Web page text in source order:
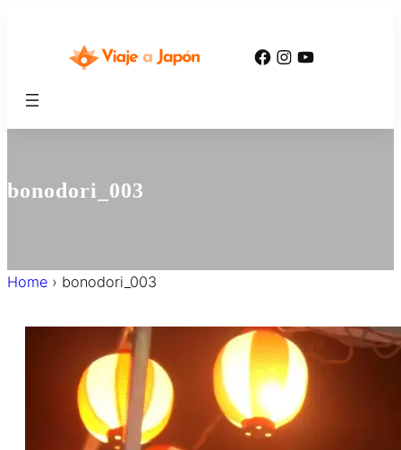
Facebook
Instagram
YouTube
bonodori_003
Home › bonodori_003